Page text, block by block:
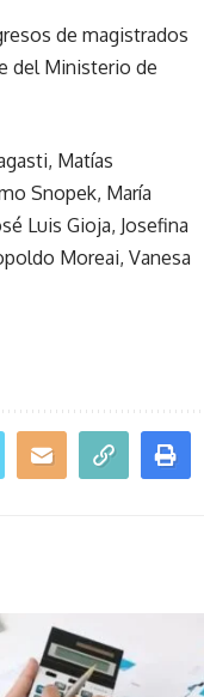
de magistrados
del Ministerio de
Matías
Snopek, María
Luis Gioja, Josefina
Moreai, Vanesa